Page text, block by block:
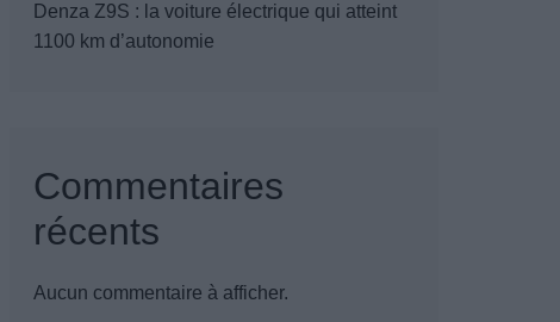
Denza Z9S : la voiture électrique qui atteint
1100 km d’autonomie
Commentaires
récents
Aucun commentaire à afficher.